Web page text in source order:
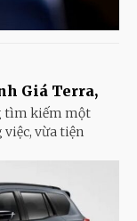
Giá Terra,
tìm kiếm một
việc, vừa tiện